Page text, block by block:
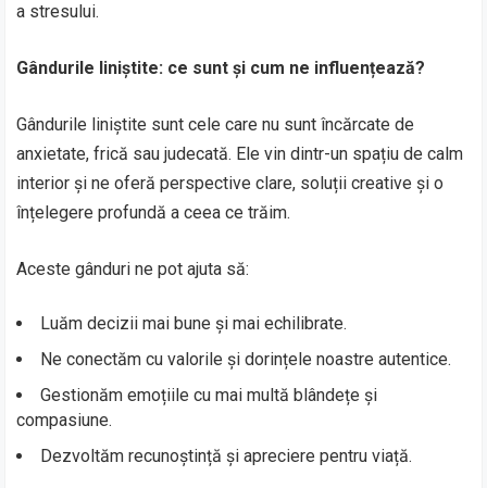
a stresului.
Gândurile liniștite: ce sunt și cum ne influențează?
Gândurile liniștite sunt cele care nu sunt încărcate de
anxietate, frică sau judecată. Ele vin dintr-un spațiu de calm
interior și ne oferă perspective clare, soluții creative și o
înțelegere profundă a ceea ce trăim.
Aceste gânduri ne pot ajuta să:
Luăm decizii mai bune și mai echilibrate.
Ne conectăm cu valorile și dorințele noastre autentice.
Gestionăm emoțiile cu mai multă blândețe și
compasiune.
Dezvoltăm recunoștință și apreciere pentru viață.